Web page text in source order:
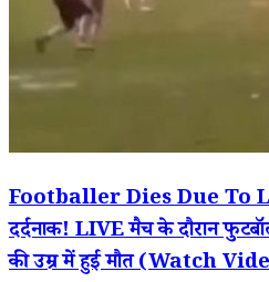
Footballer Dies Due
दर्दनाक! LIVE मैच के दौरान
की उम्र में हुई मौत (Watch